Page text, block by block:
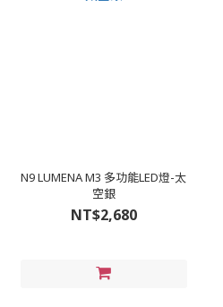
N9 LUMENA M3 多功能LED燈-太
空銀
NT$2,680